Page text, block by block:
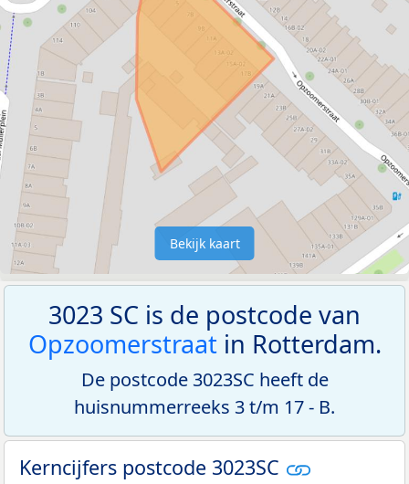
Bekijk kaart
3023 SC is de postcode van
Opzoomerstraatin Rotterdam.
De postcode 3023SC heeft de
huisnummerreeks 3 t/m 17 - B.
Kerncijfers postcode 3023SC